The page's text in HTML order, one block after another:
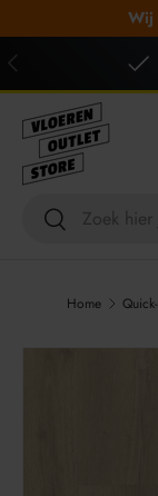
GA NAAR
Wij
VORIGE
Zoeken
Zoeken
Home